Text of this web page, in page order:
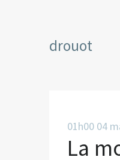
drouot
01h00 04
La